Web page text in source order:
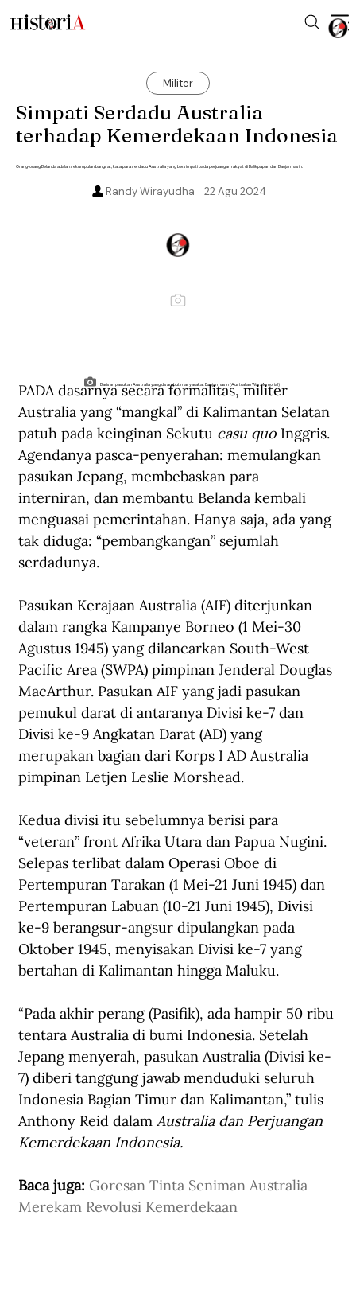
Militer
Simpati Serdadu Australia
terhadap Kemerdekaan Indonesia
Orang-orang Belanda adalah sekumpulan bangsat, kata para serdadu Australia yang bersimpati pada perjuangan rakyat di Balikpapan dan Banjarmasin.
22 Agu 2024
Randy Wirayudha
Barisan pasukan Australia yang disambut masyarakat Banjarmasin (Australian War Memorial)
PADA dasarnya secara formalitas, militer
Australia yang “mangkal” di Kalimantan Selatan
patuh pada keinginan Sekutu casu quo Inggris.
Agendanya pasca-penyerahan: memulangkan
pasukan Jepang, membebaskan para
interniran, dan membantu Belanda kembali
menguasai pemerintahan. Hanya saja, ada yang
tak diduga: “pembangkangan” sejumlah
serdadunya.
Pasukan Kerajaan Australia (AIF) diterjunkan
dalam rangka Kampanye Borneo (1 Mei-30
Agustus 1945) yang dilancarkan South-West
Pacific Area (SWPA) pimpinan Jenderal Douglas
MacArthur. Pasukan AIF yang jadi pasukan
pemukul darat di antaranya Divisi ke-7 dan
Divisi ke-9 Angkatan Darat (AD) yang
merupakan bagian dari Korps I AD Australia
pimpinan Letjen Leslie Morshead.
Kedua divisi itu sebelumnya berisi para
“veteran” front Afrika Utara dan Papua Nugini.
Selepas terlibat dalam Operasi Oboe di
Pertempuran Tarakan (1 Mei-21 Juni 1945) dan
Pertempuran Labuan (10-21 Juni 1945), Divisi
ke-9 berangsur-angsur dipulangkan pada
Oktober 1945, menyisakan Divisi ke-7 yang
bertahan di Kalimantan hingga Maluku.
“Pada akhir perang (Pasifik), ada hampir 50 ribu
tentara Australia di bumi Indonesia. Setelah
Jepang menyerah, pasukan Australia (Divisi ke-
7) diberi tanggung jawab menduduki seluruh
Indonesia Bagian Timur dan Kalimantan,” tulis
Anthony Reid dalam Australia dan Perjuangan
Kemerdekaan Indonesia.
Baca juga: Goresan Tinta Seniman Australia
Merekam Revolusi Kemerdekaan